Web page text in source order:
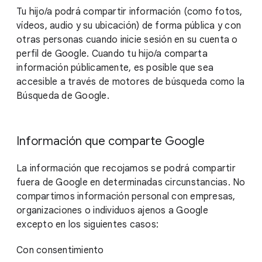
Tu hijo/a podrá compartir información (como fotos,
vídeos, audio y su ubicación) de forma pública y con
otras personas cuando inicie sesión en su cuenta o
perfil de Google. Cuando tu hijo/a comparta
información públicamente, es posible que sea
accesible a través de motores de búsqueda como la
Búsqueda de Google.
Información que comparte Google
La información que recojamos se podrá compartir
fuera de Google en determinadas circunstancias. No
compartimos información personal con empresas,
organizaciones o individuos ajenos a Google
excepto en los siguientes casos:
Con consentimiento